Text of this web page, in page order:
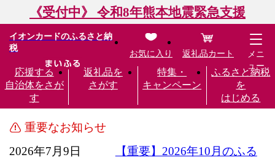
《受付中》 令和8年熊本地震緊急支援
イオンカードのふるさと納
税
応援する
自治体をさが
す
返礼品を
さがす
特集・
キャンペーン
ふるさと納税
を
はじめる
お気に入り 返礼品カート
メニ
ュー
重要なお知らせ
2026年7月9日
【重要】2026年10月のふる